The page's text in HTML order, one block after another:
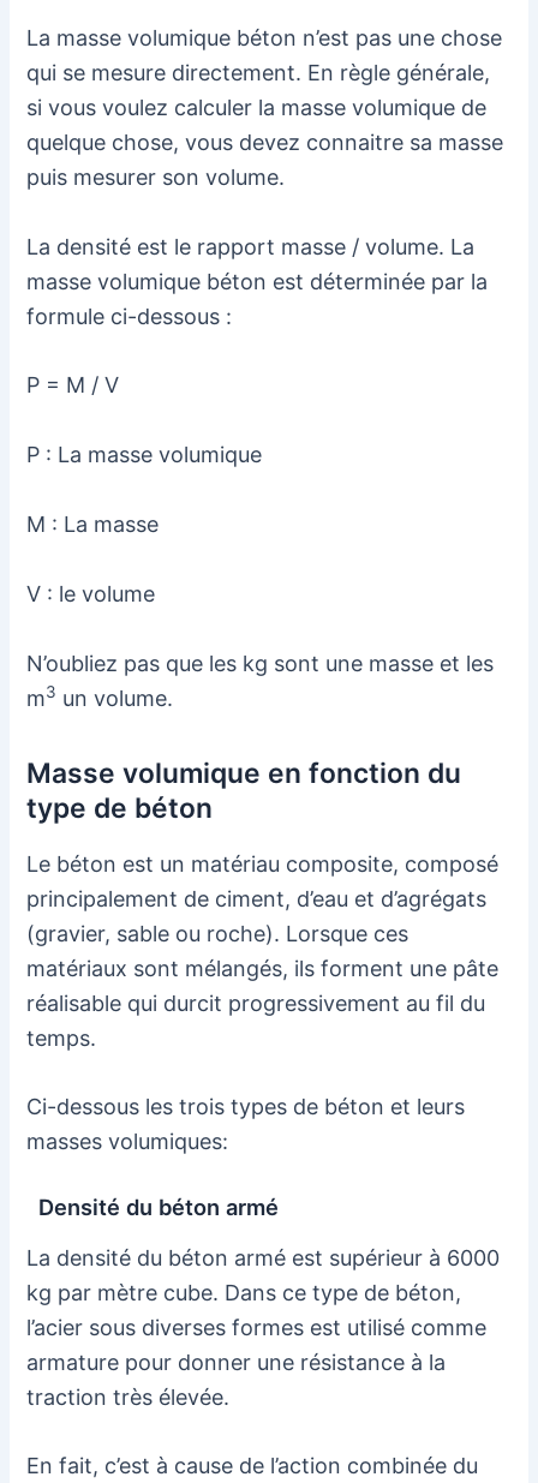
La masse volumique béton n’est pas une chose
qui se mesure directement. En règle générale,
si vous voulez calculer la masse volumique de
quelque chose, vous devez connaitre sa masse
puis mesurer son volume.
La densité est le rapport masse / volume. La
masse volumique béton est déterminée par la
formule ci-dessous :
P = M / V
P : La masse volumique
M : La masse
V : le volume
N’oubliez pas que les kg sont une masse et les
m3 un volume.
Masse volumique en fonction du
type de béton
Le béton est un matériau composite, composé
principalement de ciment, d’eau et d’agrégats
(gravier, sable ou roche). Lorsque ces
matériaux sont mélangés, ils forment une pâte
réalisable qui durcit progressivement au fil du
temps.
Ci-dessous les trois types de béton et leurs
masses volumiques:
Densité du béton armé
La densité du béton armé est supérieur à 6000
kg par mètre cube. Dans ce type de béton,
l’acier sous diverses formes est utilisé comme
armature pour donner une résistance à la
traction très élevée.
En fait, c’est à cause de l’action combinée du